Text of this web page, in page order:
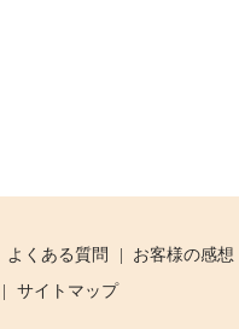
よくある質問 お客様の感想
サイトマップ